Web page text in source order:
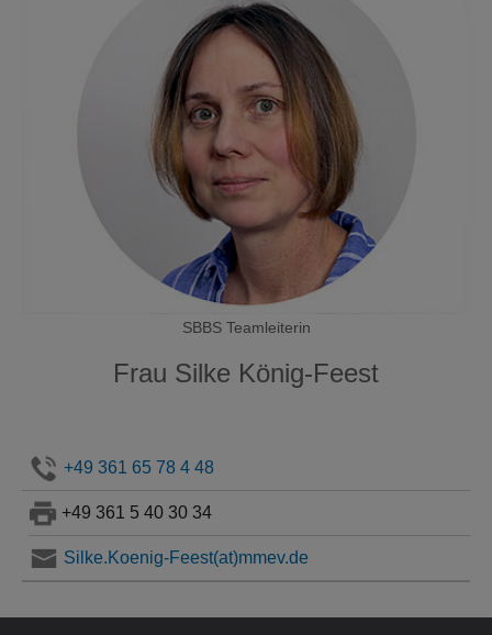
SBBS Teamleiterin
Frau Silke König-Feest
+49 361 65 78 4 48
+49 361 5 40 30 34
Silke.Koenig-Feest(at)mmev.de